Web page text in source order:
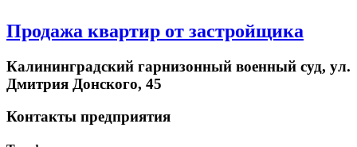
Продажа квартир от застройщика
Калининградский гарнизонный военный суд, ул.
Дмитрия Донского, 45
Контакты предприятия